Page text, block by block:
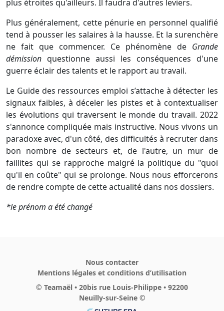
plus étroites qu'ailleurs. Il faudra d'autres leviers.
Plus généralement, cette pénurie en personnel qualifié
tend à pousser les salaires à la hausse. Et la surenchère
ne fait que commencer. Ce phénomène de Grande
démission questionne aussi les conséquences d'une
guerre éclair des talents et le rapport au travail.
Le Guide des ressources emploi s’attache à détecter les
signaux faibles, à déceler les pistes et à contextualiser
les évolutions qui traversent le monde du travail. 2022
s'annonce compliquée mais instructive. Nous vivons un
paradoxe avec, d'un côté, des difficultés à recruter dans
bon nombre de secteurs et, de l'autre, un mur de
faillites qui se rapproche malgré la politique du "quoi
qu'il en coûte" qui se prolonge. Nous nous efforcerons
de rendre compte de cette actualité dans nos dossiers.
*le prénom a été changé
Nous contacter
Mentions légales et conditions d’utilisation
© Teamaël • 20bis rue Louis-Philippe • 92200
Neuilly-sur-Seine ©